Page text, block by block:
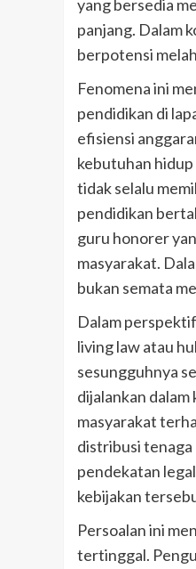
yang bersedia
panjang. Dalam
berpotensi
Fenomena ini
pendidikan di
efisiensi
kebutuhan
tidak selalu
pendidikan
guru honorer
masyarakat.
bukan semata
Dalam
living law atau
sesungguhnya
dijalankan
masyarakat
distribusi tenaga
pendekatan
kebijakan
Persoalan ini
tertinggal.